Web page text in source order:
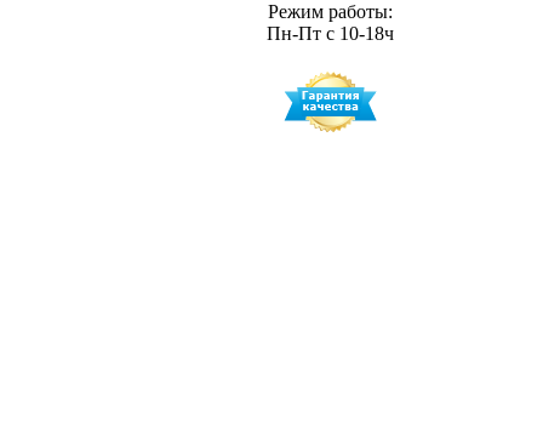
Режим работы:
Пн-Пт с 10-18ч